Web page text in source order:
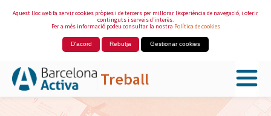
Aquest lloc web fa servir cookies pròpies i de tercers per millorar l’experiència de navegació, i oferir
continguts i serveis d’interès.
Per a més informació podeu consultar la nostra Política de cookies
D'acord Rebutja Gestionar cookies
Treball
Salta al contingut principal